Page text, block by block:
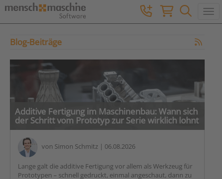
Blog-Beiträge
Additive Fertigung im Maschinenbau: Wann sich
der Schritt vom Prototyp zur Serie wirklich lohnt
von Simon Schmitz | 06.08.2026
Lange galt die additive Fertigung vor allem als Werkzeug für
Prototypen – schnell gedruckt, einmal angeschaut, dann zu